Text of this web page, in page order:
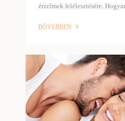
érzelmek felélesztésére.
BŐVEBBEN